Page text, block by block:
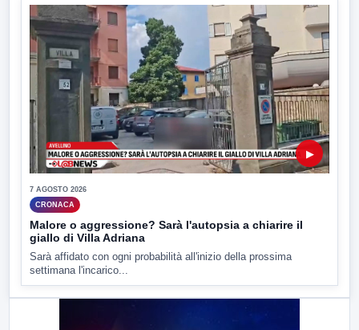
▶
7 AGOSTO 2026
CRONACA
Malore o aggressione? Sarà l'autopsia a chiarire il
giallo di Villa Adriana
Sarà affidato con ogni probabilità all'inizio della prossima
settimana l'incarico...